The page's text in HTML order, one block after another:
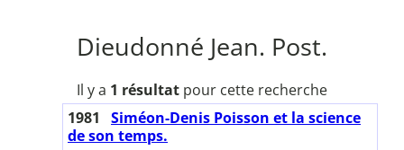
Dieudonné Jean. Post.
Il y a 1 résultat pour cette recherche
1981
Siméon-Denis Poisson et la science
de son temps.